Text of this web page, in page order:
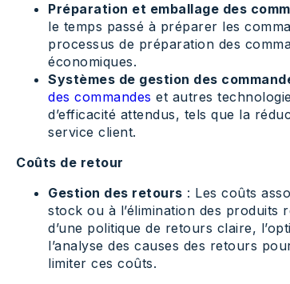
Préparation et emballage des
le temps passé à préparer les
processus de préparation des
économiques.
Systèmes de gestion des
des commandes et autres
d’efficacité attendus, tels que la
service client.
Coûts de retour
Gestion des retours : Les coûts
stock ou à l’élimination des produits
d’une politique de retours claire,
l’analyse des causes des retours
limiter ces coûts.